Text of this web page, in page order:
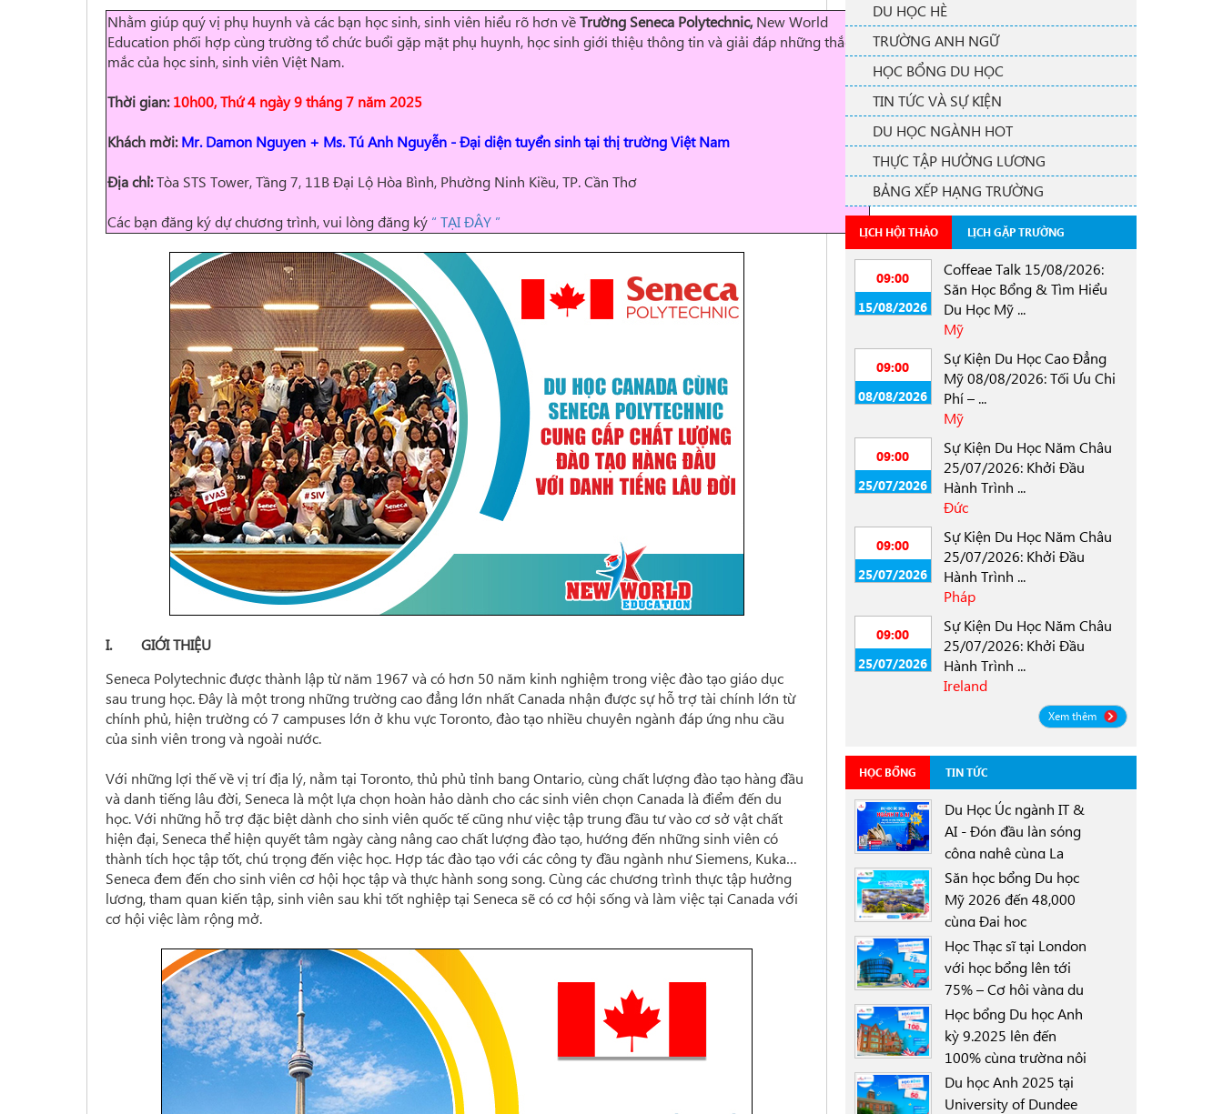
Nhằm giúp quý vị phụ huynh và các bạn học sinh, sinh viên hiểu rõ hơn vềTrường Seneca Polytechnic, New World
Education phối hợp cùngtrường tổ chức buổi gặp mặt phụ huynh, học sinh giới thiệu thông tin và giải đáp những thắc
mắc của học sinh, sinh viên Việt Nam.
Thời gian:10h00, Thứ 4 ngày 9 tháng 7 năm 2025
Khách mời: Mr. Damon Nguyen + Ms. Tú Anh Nguyễn -Đại diện tuyển sinh tại thị trường Việt Nam
Địa chỉ:Tòa STS Tower, Tầng 7, 11B Đại Lộ Hòa Bình, Phường Ninh Kiều, TP. Cần Thơ
Các bạn đăng ký dự chương trình, vui lòng đăng ký “ TẠI ĐÂY ”
I. GIỚI THIỆU
Seneca Polytechnic được thành lập từ năm 1967 và có hơn 50 năm kinh nghiệm trong việc đào tạo giáo dục
sau trung học. Đây là một trong những trường cao đẳng lớn nhất Canada nhận được sự hỗtrợ tài chính lớn từ
chính phủ, hiện trường có7 campuses lớn ở khu vực Toronto,đào tạo nhiều chuyên ngành đáp ứng nhu cầu
của sinh viên trong và ngoài nước.
Với những lợi thế về vị trí địa lý, nằm tại Toronto, thủ phủ tỉnh bang Ontario, cùng chất lượng đào tạo hàng đầu
và danh tiếng lâu đời, Seneca là một lựa chọn hoàn hảo dành cho các sinh viên chọn Canada là điểm đến du
học. Với những hỗ trợ đặc biệt dành cho sinh viên quốc tế cũng như việc tập trung đầu tư vào cơ sở vật chất
hiện đại, Seneca thể hiện quyết tâm ngày càng nâng cao chất lượng đào tạo, hướng đến những sinh viên có
thành tích học tập tốt, chú trọng đến việc học. Hợp tác đào tạo với các công ty đầu ngành như Siemens, Kuka…
Seneca đem đến cho sinh viên cơ hội học tập và thực hành song song. Cùng các chương trình thực tập hưởng
lương, tham quan kiến tập, sinh viên sau khi tốt nghiệp tại Seneca sẽ có cơ hội sống và làm việc tại Canada với
cơ hội việc làm rộng mở.
DU HỌC HÈ
TRƯỜNG ANH NGỮ
HỌC BỔNG DU HỌC
TIN TỨC VÀ SỰ KIỆN
DU HỌC NGÀNH HOT
THỰC TẬP HƯỞNG LƯƠNG
BẢNG XẾP HẠNG TRƯỜNG
LỊCH HỘI THẢO LỊCH GẶP TRƯỜNG
09:00
15/08/2026
Coffeae Talk 15/08/2026:
Săn Học Bổng & Tìm Hiểu
Du Học Mỹ ...
Mỹ
09:00
08/08/2026
Sự Kiện Du Học Cao Đẳng
Mỹ 08/08/2026: Tối Ưu Chi
Phí – ...
Mỹ
09:00
25/07/2026
Sự Kiện Du Học Năm Châu
25/07/2026: Khởi Đầu
Hành Trình ...
Đức
09:00
25/07/2026
Sự Kiện Du Học Năm Châu
25/07/2026: Khởi Đầu
Hành Trình ...
Pháp
09:00
25/07/2026
Sự Kiện Du Học Năm Châu
25/07/2026: Khởi Đầu
Hành Trình ...
Ireland
Xem thêm
HỌC BỔNG TIN TỨC
Du Học Úc ngành IT &
AI - Đón đầu làn sóng
công nghệ cùng La
Trobe University
Sydney Campus với
học bổng 30%
Săn học bổng Du học
Mỹ 2026 đến 48,000
cùng Đại học
University of North
Texas (UNT)
Học Thạc sĩ tại London
với học bổng lên tới
75% – Cơ hội vàng du
học Anh 2025
Học bổng Du học Anh
kỳ 9.2025 lên đến
100% cùng trường nội
trú Worthgate School
Canterbury
Du học Anh 2025 tại
University of Dundee